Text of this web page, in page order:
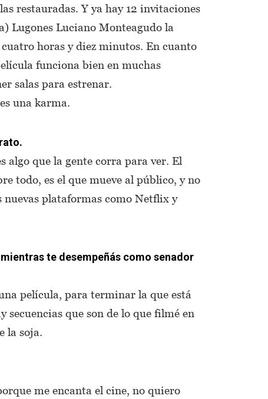
restauradas. Y ya hay 12 invitaciones
Lugones Luciano Monteagudo la
horas y diez minutos. En cuanto
funciona bien en muchas
salas para estrenar.
una karma.
algo que la gente corra para ver. El
todo, es el que mueve al público, y no
nuevas plataformas como Netflix y
te desempeñás como senador
película, para terminar la que está
secuencias que son de lo que filmé en
la soja.
me encanta el cine, no quiero